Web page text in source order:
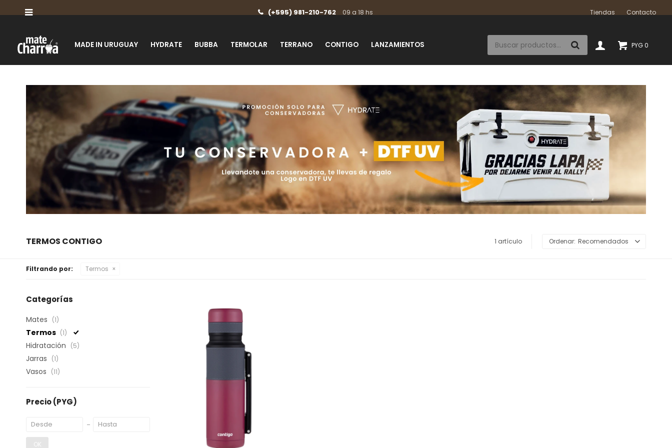
MADE IN URUGUAY HYDRATE BUBBA TERMOLAR TERRANO CONTIGO LANZAMIENTOS PYG0
(+595) 981-210-762 09 a 18 hs Tiendas Contacto

TERMOS CONTIGO 1 artículo Recomendados
Filtrando por: Termos
Categorías
Mates (1)
Termos (1)
Hidratación (5)
Jarras (1)
Vasos (11)
Precio(PYG)
OK